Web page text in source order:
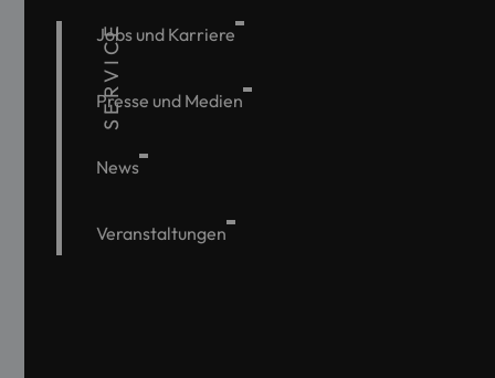
SERVICE
Jobs und Karriere
Presse und Medien
News
Veranstaltungen